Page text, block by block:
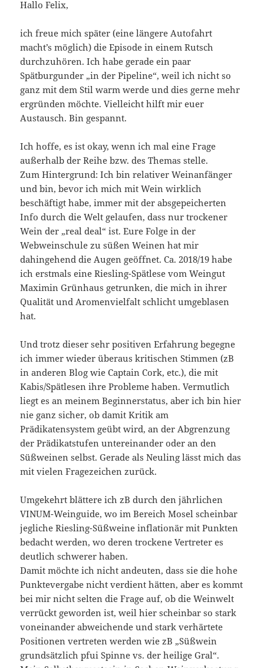
Hallo Felix,
ich freue mich später (eine längere Autofahrt
macht’s möglich) die Episode in einem Rutsch
durchzuhören. Ich habe gerade ein paar
Spätburgunder „in der Pipeline“, weil ich nicht so
ganz mit dem Stil warm werde und dies gerne mehr
ergründen möchte. Vielleicht hilft mir euer
Austausch. Bin gespannt.
Ich hoffe, es ist okay, wenn ich mal eine Frage
außerhalb der Reihe bzw. des Themas stelle.
Zum Hintergrund: Ich bin relativer Weinanfänger
und bin, bevor ich mich mit Wein wirklich
beschäftigt habe, immer mit der absgepeicherten
Info durch die Welt gelaufen, dass nur trockener
Wein der „real deal“ ist. Eure Folge in der
Webweinschule zu süßen Weinen hat mir
dahingehend die Augen geöffnet. Ca. 2018/19 habe
ich erstmals eine Riesling-Spätlese vom Weingut
Maximin Grünhaus getrunken, die mich in ihrer
Qualität und Aromenvielfalt schlicht umgeblasen
hat.
Und trotz dieser sehr positiven Erfahrung begegne
ich immer wieder überaus kritischen Stimmen (zB
in anderen Blog wie Captain Cork, etc.), die mit
Kabis/Spätlesen ihre Probleme haben. Vermutlich
liegt es an meinem Beginnerstatus, aber ich bin hier
nie ganz sicher, ob damit Kritik am
Prädikatensystem geübt wird, an der Abgrenzung
der Prädikatstufen untereinander oder an den
Süßweinen selbst. Gerade als Neuling lässt mich das
mit vielen Fragezeichen zurück.
Umgekehrt blättere ich zB durch den jährlichen
VINUM-Weinguide, wo im Bereich Mosel scheinbar
jegliche Riesling-Süßweine inflationär mit Punkten
bedacht werden, wo deren trockene Vertreter es
deutlich schwerer haben.
Damit möchte ich nicht andeuten, dass sie die hohe
Punktevergabe nicht verdient hätten, aber es kommt
bei mir nicht selten die Frage auf, ob die Weinwelt
verrückt geworden ist, weil hier scheinbar so stark
voneinander abweichende und stark verhärtete
Positionen vertreten werden wie zB „Süßwein
grundsätzlich pfui Spinne vs. der heilige Gral“.